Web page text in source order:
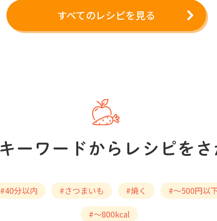
すべてのレシピを見る
#40分以内 #さつまいも #焼く
#～500円以
#～800kcal